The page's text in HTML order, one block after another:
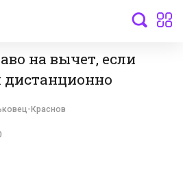
на вычет, если
дистанционно
Краснов